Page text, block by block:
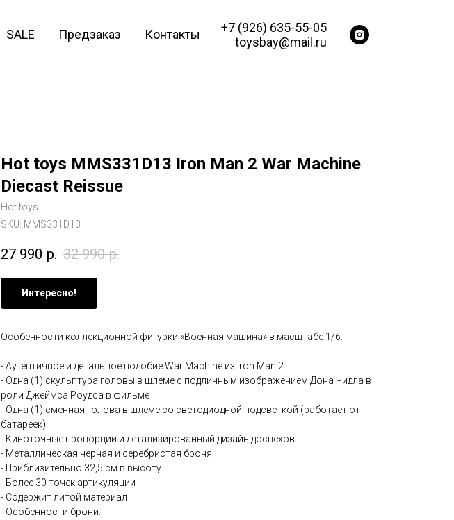
SALE Предзаказ Контакты
+7 (926) 635-55-05
toysbay@mail.ru
Hot toys MMS331D13 Iron Man 2 War Machine
Diecast Reissue
Hot toys
SKU: MMS331D13
27 990 р. 32 990 р.
Интересно!
Особенности коллекционной фигурки «Военная машина» в масштабе 1/6:
- Аутентичное и детальное подобие War Machine из Iron Man 2
- Одна (1) скульптура головы в шлеме с подлинным изображением Дона Чидла в
роли Джеймса Роудса в фильме
- Одна (1) сменная голова в шлеме со светодиодной подсветкой (работает от
батареек)
- Киноточные пропорции и детализированный дизайн доспехов
- Металлическая черная и серебристая броня
- Приблизительно 32,5 см в высоту
- Более 30 точек артикуляции
- Содержит литой материал
- Особенности брони: